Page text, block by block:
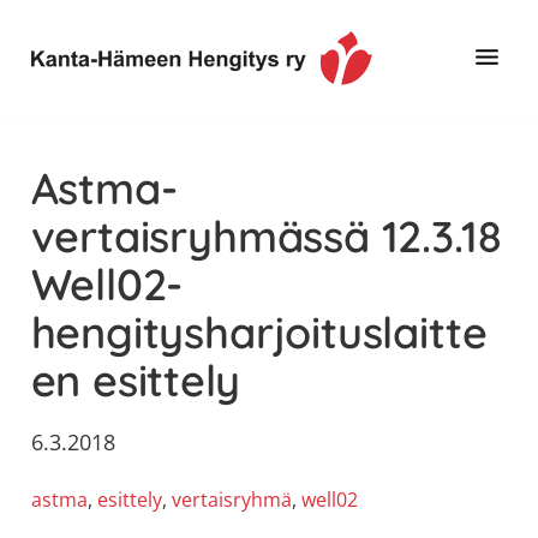
pääsisältöön
ensisijaiseen
alatunnisteeseen
Hämeen
Hengitys
ry
tietoa,
erityisesti
jos
sinua
koskettaa
astma,
keuhkoahtaumatauti,uniapnea,
muut
keuhkosairaudet,
sisäilma
Astma-
vertaisryhmässä 12.3.18
Well02-
hengitysharjoituslaitte
en esittely
6.3.2018
astma, esittely, vertaisryhmä, well02